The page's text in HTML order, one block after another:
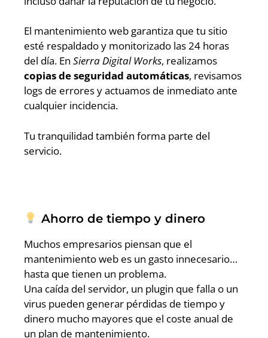
El mantenimiento web garantiza que tu sitio
esté respaldado y monitorizado las 24 horas
del día. En Sierra Digital Works, realizamos
copias de seguridad automáticas, revisamos
logs de errores y actuamos de inmediato ante
cualquier incidencia.
Tu tranquilidad también forma parte del
servicio.
Ahorro de tiempo y dinero
Muchos empresarios piensan que el
mantenimiento web es un gasto innecesario…
hasta que tienen un problema.
Una caída del servidor, un plugin que falla o un
virus pueden generar pérdidas de tiempo y
dinero mucho mayores que el coste anual de
un plan de mantenimiento.